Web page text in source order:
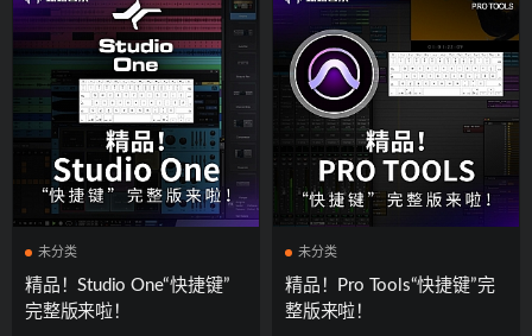
未分类
精品！Studio One“快捷键”
完整版来啦！
未分类
精品！Pro Tools“快捷键”完
整版来啦！